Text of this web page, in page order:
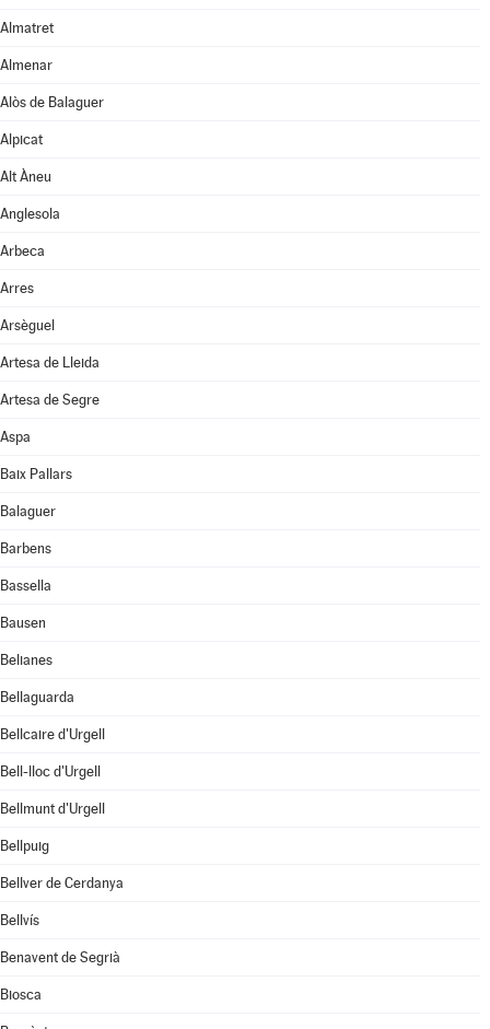
Almatret
Almenar
Alòs de Balaguer
Alpicat
Alt Àneu
Anglesola
Arbeca
Arres
Arsèguel
Artesa de Lleida
Artesa de Segre
Aspa
Baix Pallars
Balaguer
Barbens
Bassella
Bausen
Belianes
Bellaguarda
Bellcaire d'Urgell
Bell-lloc d'Urgell
Bellmunt d'Urgell
Bellpuig
Bellver de Cerdanya
Bellvís
Benavent de Segrià
Biosca